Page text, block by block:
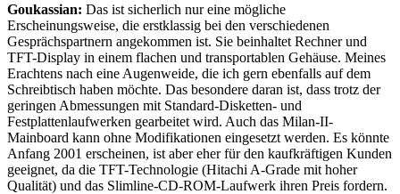
Goukassian: Das ist sicherlich nur eine mögliche
Erscheinungsweise, die erstklassig bei den verschiedenen
Gesprächspartnern angekommen ist. Sie beinhaltet Rechner und
TFT-Display in einem flachen und transportablen Gehäuse. Meines
Erachtens nach eine Augenweide, die ich gern ebenfalls auf dem
Schreibtisch haben möchte. Das besondere daran ist, dass trotz der
geringen Abmessungen mit Standard-Disketten- und
Festplattenlaufwerken gearbeitet wird. Auch das Milan-II-
Mainboard kann ohne Modifikationen eingesetzt werden. Es könnte
Anfang 2001 erscheinen, ist aber eher für den kaufkräftigen Kunden
geeignet, da die TFT-Technologie (Hitachi A-Grade mit hoher
Qualität) und das Slimline-CD-ROM-Laufwerk ihren Preis fordern.